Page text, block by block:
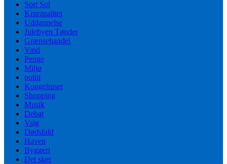
Sort Sol
Kriminalitet
Uddannelse
Julebyen Tønder
Grænsehandel
Vind
Penge
Miljø
politi
Kongehuset
Shopping
Musik
Debat
Valg
Dødsfald
Haven
Byggeri
Det sker